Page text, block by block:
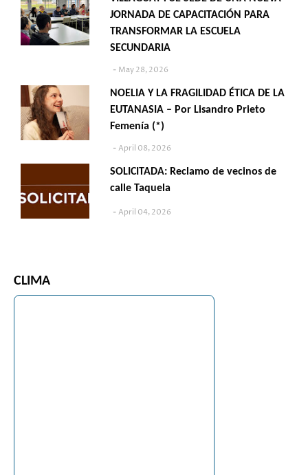
JORNADA DE CAPACITACIÓN PARA
TRANSFORMAR LA ESCUELA
SECUNDARIA
May 28, 2026
NOELIA Y LA FRAGILIDAD ÉTICA DE LA
EUTANASIA – Por Lisandro Prieto
Femenía (*)
April 08, 2026
SOLICITADA: Reclamo de vecinos de
calle Taquela
April 04, 2026
CLIMA